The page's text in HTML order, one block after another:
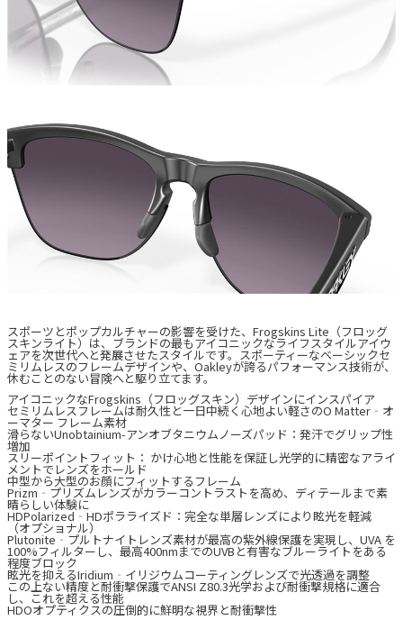
スポーツとポップカルチャーの影響を受けた、Frogskins Lite（フロッグ
スキンライト）は、ブランドの最もアイコニックなライフスタイルアイウ
ェアを次世代へと発展させたスタイルです。スポーティーなベーシックセ
ミリムレスのフレームデザインや、Oakleyが誇るパフォーマンス技術が、
休むことのない冒険へと駆り立てます。
アイコニックなFrogskins（フロッグスキン）デザインにインスパイア
セミリムレスフレームは耐久性と一日中続く心地よい軽さのO Matter‐オ
ーマター フレーム素材
滑らないUnobtainium-アンオブタニウムノーズパッド：発汗でグリップ性
増加
スリーポイントフィット： かけ心地と性能を保証し光学的に精密なアライ
メントでレンズをホールド
中型から大型のお顔にフィットするフレーム
Prizm‐プリズムレンズがカラーコントラストを高め、ディテールまで素
晴らしい体験に
HDPolarized‐HDポラライズド：完全な単層レンズにより眩光を軽減
（オプショナル）
Plutonite‐プルトナイトレンズ素材が最高の紫外線保護を実現し、UVA を
100%フィルターし、最高400nmまでのUVBと有害なブルーライトをある
程度ブロック
眩光を抑えるIridium‐イリジウムコーティングレンズで光透過を調整
この上ない精度と耐衝撃保護でANSI Z80.3光学および耐衝撃規格に適合
し、これを超える性能
HDOオプティクスの圧倒的に鮮明な視界と耐衝撃性